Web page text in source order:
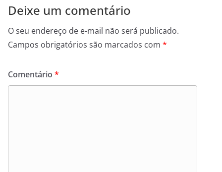
Deixe um comentário
O seu endereço de e-mail não será publicado.
Campos obrigatórios são marcados com *
Comentário *